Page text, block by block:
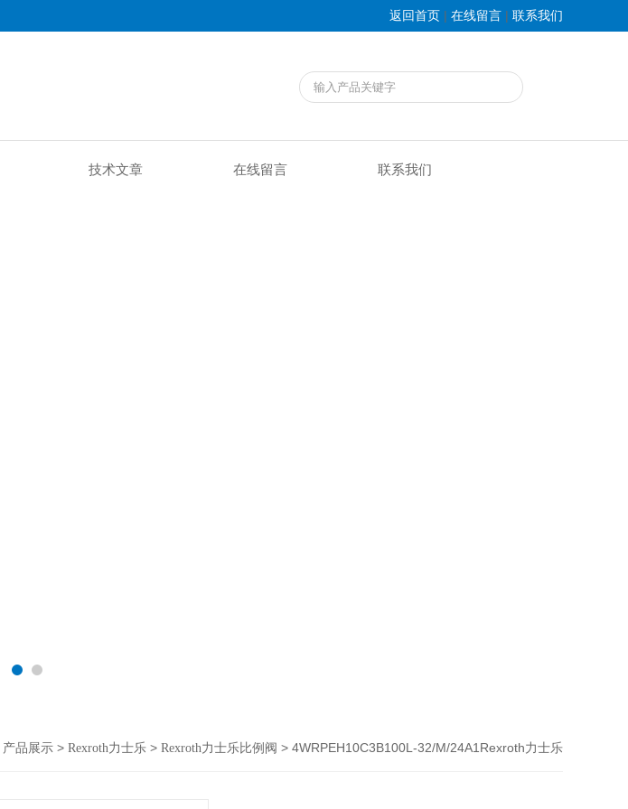
返回首页 | 在线留言 | 联系我们
技术文章 在线留言 联系我们
产品展示 > Rexroth力士乐 > Rexroth力士乐比例阀 > 4WRPEH10C3B100L-32/M/24A1Rexroth力士乐